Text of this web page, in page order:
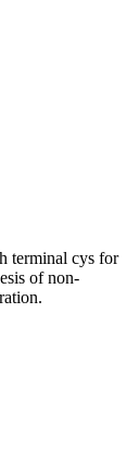
terminal cys for
of non-